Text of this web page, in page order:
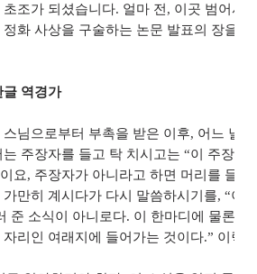
조가 되셨습니다. 얼마 전, 이곳 범어사
화 사상을 구술하는 논문 발표의 장을
글 역경가
님으로부터 부촉을 받은 이후, 어느 날
주장자를 들고 탁 치시고는 “이 주장자
요, 주장자가 아니라고 하면 머리를 들고
만히 계시다가 다시 말씀하시기를, “이
준 소식이 아니로다. 이 한마디에 물론
리인 여래지에 들어가는 것이다.” 이렇